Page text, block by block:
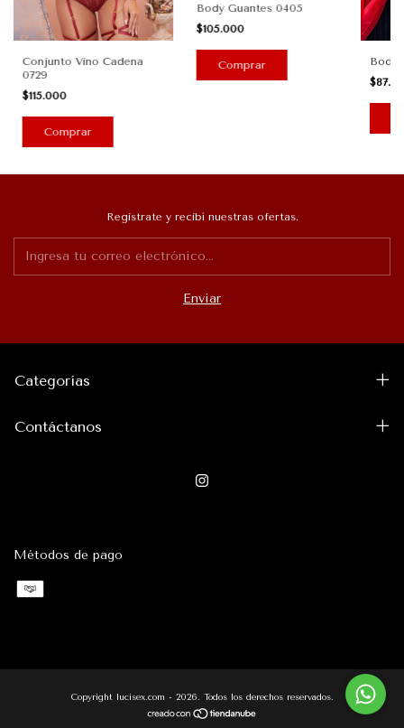
Conjunto Vino Cadena
0729
$115.000
Comprar
Body Guantes 0405
$105.000
Body
Registrate y recibí nuestras ofertas.
Categorías
Contáctanos
Métodos de pago
Copyright lucisex.com - 2026. Todos los derechos reservados.